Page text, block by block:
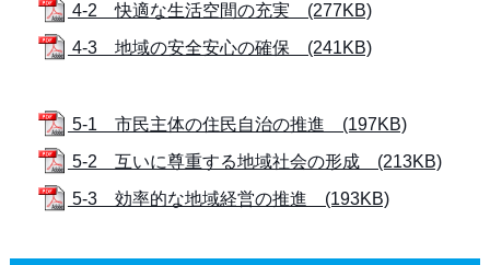
4-2 快適な生活空間の充実 (277KB)
4-3 地域の安全安心の確保 (241KB)
5-1 市民主体の住民自治の推進 (197KB)
5-2 互いに尊重する地域社会の形成 (213KB)
5-3 効率的な地域経営の推進 (193KB)